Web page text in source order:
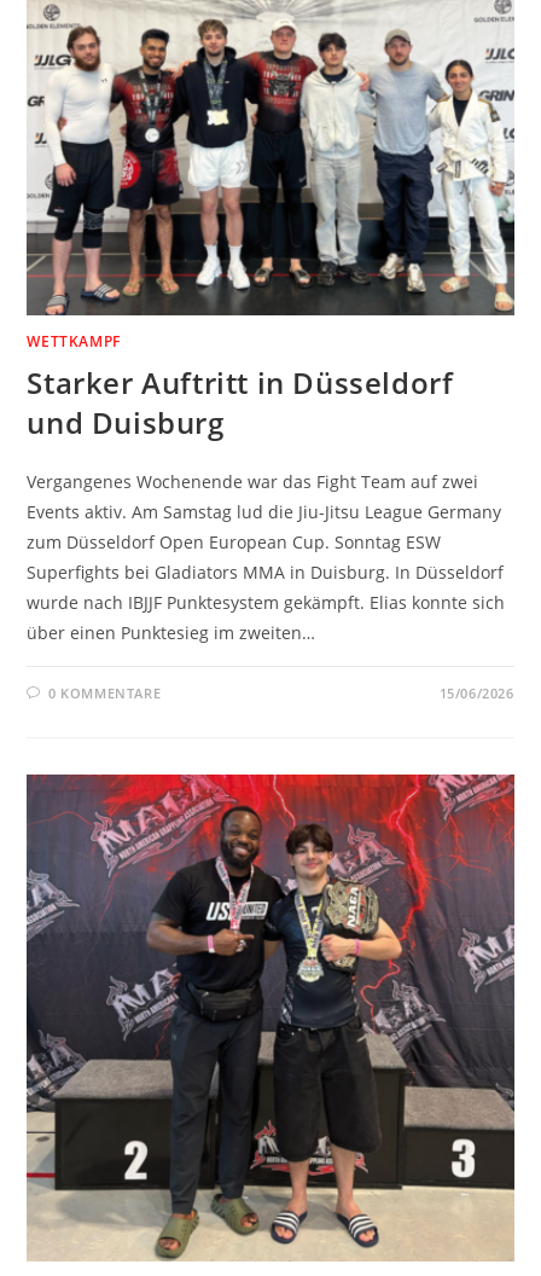
WETTKAMPF
Starker Auftritt in Düsseldorf
und Duisburg
Vergangenes Wochenende war das Fight Team auf zwei
Events aktiv. Am Samstag lud die Jiu-Jitsu League Germany
zum Düsseldorf Open European Cup. Sonntag ESW
Superfights bei Gladiators MMA in Duisburg. In Düsseldorf
wurde nach IBJJF Punktesystem gekämpft. Elias konnte sich
über einen Punktesieg im zweiten…
0 KOMMENTARE 15/06/2026